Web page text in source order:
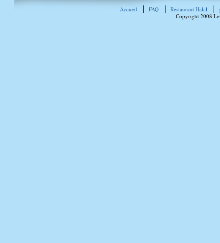
Accueil FAQ Restaurant Halal
Copyright 2008